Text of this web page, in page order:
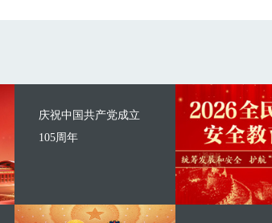
庆祝中国共产党成立
105周年